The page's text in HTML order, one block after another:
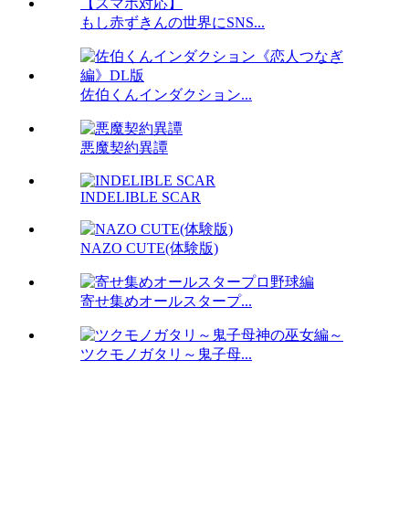
もし赤ずきんの世界にSNS...
佐伯くんインダクション...
悪魔契約異譚
INDELIBLE SCAR
NAZO CUTE(体験版)
寄せ集めオールスタープ...
ツクモノガタリ～鬼子母...